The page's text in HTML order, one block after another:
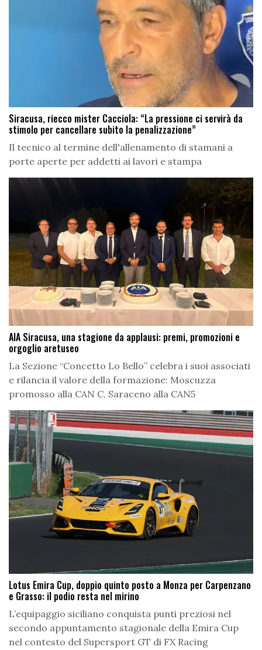
Siracusa, riecco mister Cacciola: “La pressione ci servirà da
stimolo per cancellare subito la penalizzazione”
Il tecnico al termine dell'allenamento di stamani a
porte aperte per addetti ai lavori e stampa
AIA Siracusa, una stagione da applausi: premi, promozioni e
orgoglio aretuseo
La Sezione “Concetto Lo Bello” celebra i suoi associati
e rilancia il valore della formazione: Moscuzza
promosso alla CAN C, Saraceno alla CAN5
Lotus Emira Cup, doppio quinto posto a Monza per Carpenzano
e Grasso: il podio resta nel mirino
L’equipaggio siciliano conquista punti preziosi nel
secondo appuntamento stagionale della Emira Cup
nel contesto del Supersport GT di FX Racing